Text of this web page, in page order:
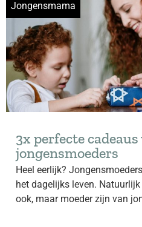
Jongensmama
3x perfecte
jongensmoeders
Heel eerlijk?
het dagelijks leven.
ook, maar moeder zijn van